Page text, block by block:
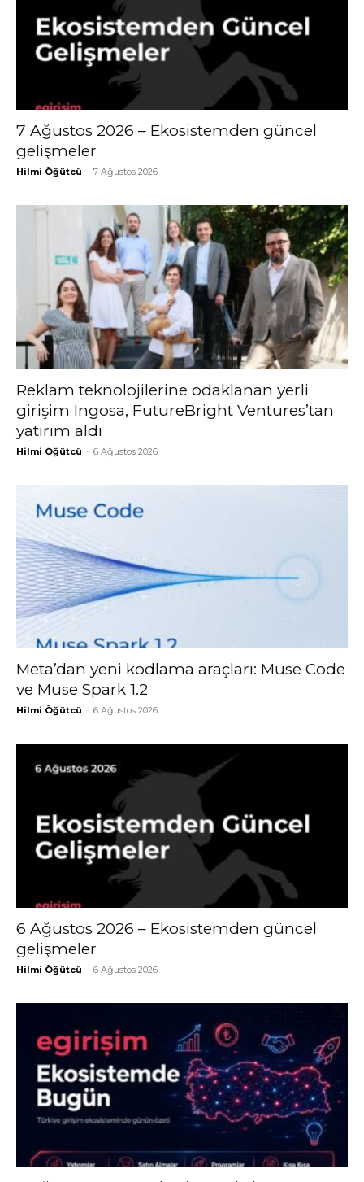
7 Ağustos 2026 – Ekosistemden güncel
gelişmeler
Hilmi Öğütcü - 7 Ağustos 2026
Reklam teknolojilerine odaklanan yerli
girişim Ingosa, FutureBright Ventures’tan
yatırım aldı
Hilmi Öğütcü - 6 Ağustos 2026
Meta’dan yeni kodlama araçları: Muse Code
ve Muse Spark 1.2
Hilmi Öğütcü - 6 Ağustos 2026
6 Ağustos 2026 – Ekosistemden güncel
gelişmeler
Hilmi Öğütcü - 6 Ağustos 2026